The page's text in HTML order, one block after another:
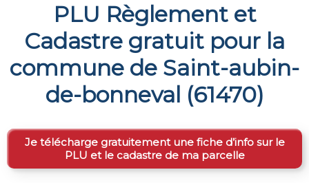
PLU Règlement et
Cadastre gratuit pour la
commune de Saint-aubin-
de-bonneval (61470)
Je télécharge gratuitement une fiche d’info sur le
PLU et le cadastre de ma parcelle